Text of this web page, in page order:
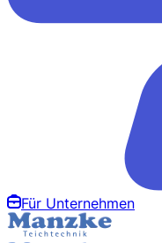
Für Unternehmen